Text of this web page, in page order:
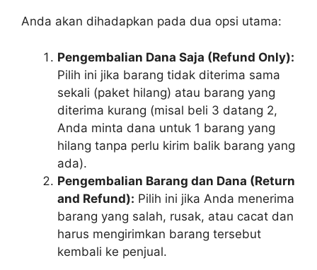
Anda akan dihadapkan pada dua opsi utama:
Pengembalian Dana Saja (Refund Only):
Pilih ini jika barang tidak diterima sama
sekali (paket hilang) atau barang yang
diterima kurang (misal beli 3 datang 2,
Anda minta dana untuk 1 barang yang
hilang tanpa perlu kirim balik barang yang
ada).
Pengembalian Barang dan Dana (Return
and Refund): Pilih ini jika Anda menerima
barang yang salah, rusak, atau cacat dan
harus mengirimkan barang tersebut
kembali ke penjual.